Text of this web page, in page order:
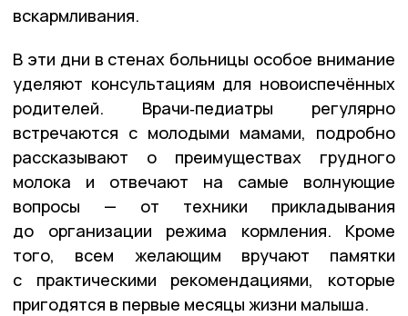
вскармливания.
В эти дни в стенах больницы особое внимание
уделяют консультациям для новоиспечённых
родителей. Врачи‑педиатры регулярно
встречаются с молодыми мамами, подробно
рассказывают о преимуществах грудного
молока и отвечают на самые волнующие
вопросы — от техники прикладывания
до организации режима кормления. Кроме
того, всем желающим вручают памятки
с практическими рекомендациями, которые
пригодятся в первые месяцы жизни малыша.